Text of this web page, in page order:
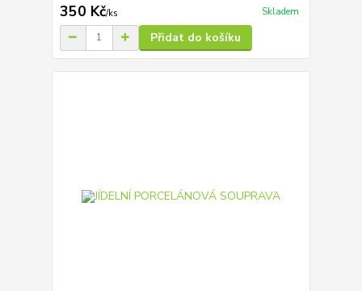
350 Kč/ks Skladem
Přidat do košíku